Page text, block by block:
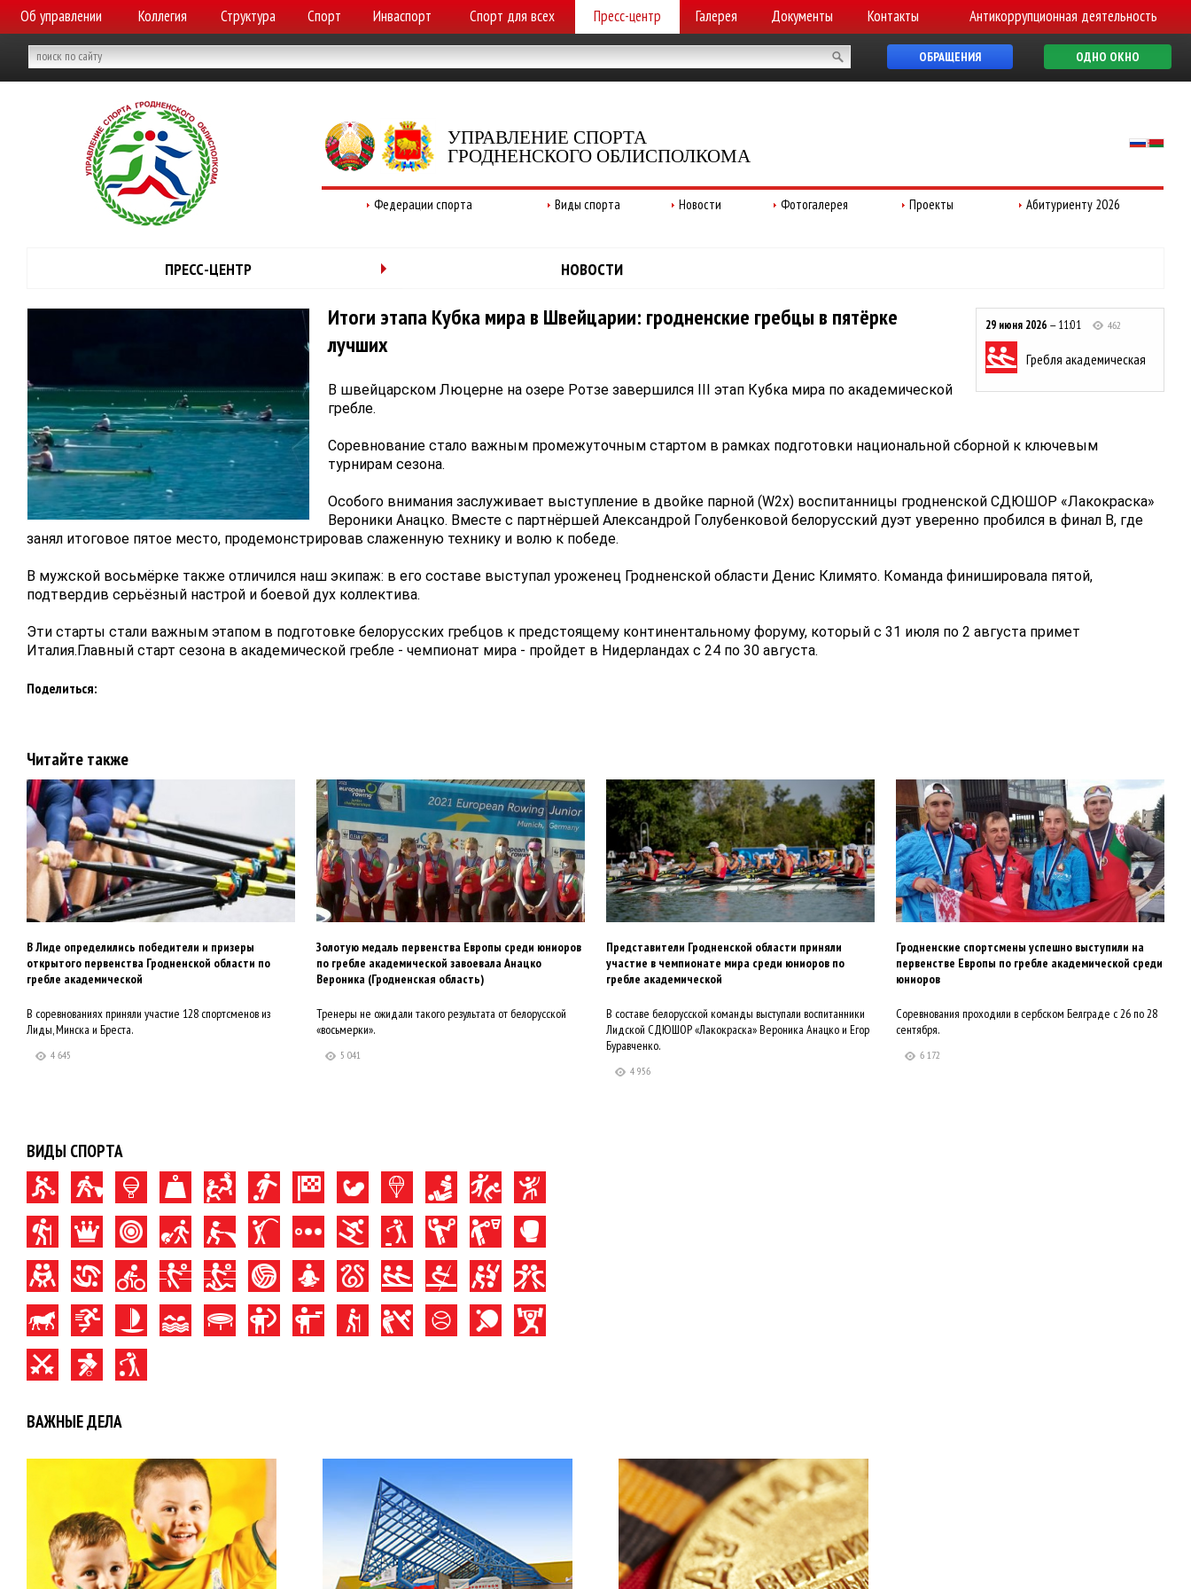
Об управлении Коллегия Структура Спорт Инваспорт Спорт для всех Пресс-центр Галерея Документы Контакты Антикоррупционная деятельность
ОБРАЩЕНИЯ ОДНО ОКНО
УПРАВЛЕНИЕ СПОРТА
ГРОДНЕНСКОГО ОБЛИСПОЛКОМА
Федерации спорта Виды спорта Новости Фотогалерея Проекты Абитуриенту 2026
ПРЕСС-ЦЕНТР НОВОСТИ
29 июня 2026 — 11:01 462
Гребля академическая
Итоги этапа Кубка мира в Швейцарии: гродненские гребцы в пятёрке
лучших
В швейцарском Люцерне на озере Ротзе завершился III этап Кубка мира по академической
гребле.
Соревнование стало важным промежуточным стартом в рамках подготовки национальной сборной к ключевым
турнирам сезона.
Особого внимания заслуживает выступление в двойке парной (W2x) воспитанницы гродненской СДЮШОР «Лакокраска»
Вероники Анацко. Вместе с партнёршей Александрой Голубенковой белорусский дуэт уверенно пробился в финал В, где
занял итоговое пятое место, продемонстрировав слаженную технику и волю к победе.
В мужской восьмёрке также отличился наш экипаж: в его составе выступал уроженец Гродненской области Денис Климято. Команда финишировала пятой,
подтвердив серьёзный настрой и боевой дух коллектива.
Эти старты стали важным этапом в подготовке белорусских гребцов к предстоящему континентальному форуму, который с 31 июля по 2 августа примет
Италия.Главный старт сезона в академической гребле - чемпионат мира - пройдет в Нидерландах с 24 по 30 августа.
Поделиться:
Читайте также
В Лиде определились победители и призеры
открытого первенства Гродненской области по
гребле академической
В соревнованиях приняли участие 128 спортсменов из
Лиды, Минска и Бреста.
4 645
Золотую медаль первенства Европы среди юниоров
по гребле академической завоевала Анацко
Вероника (Гродненская область)
Тренеры не ожидали такого результата от белорусской
«восьмерки».
5 041
Представители Гродненской области приняли
участие в чемпионате мира среди юниоров по
гребле академической
В составе белорусской команды выступали воспитанники
Лидской СДЮШОР «Лакокраска» Вероника Анацко и Егор
Буравченко.
4 956
Гродненские спортсмены успешно выступили на
первенстве Европы по гребле академической среди
юниоров
Соревнования проходили в сербском Белграде с 26 по 28
сентября.
6 172
ВИДЫ СПОРТА
ВАЖНЫЕ ДЕЛА